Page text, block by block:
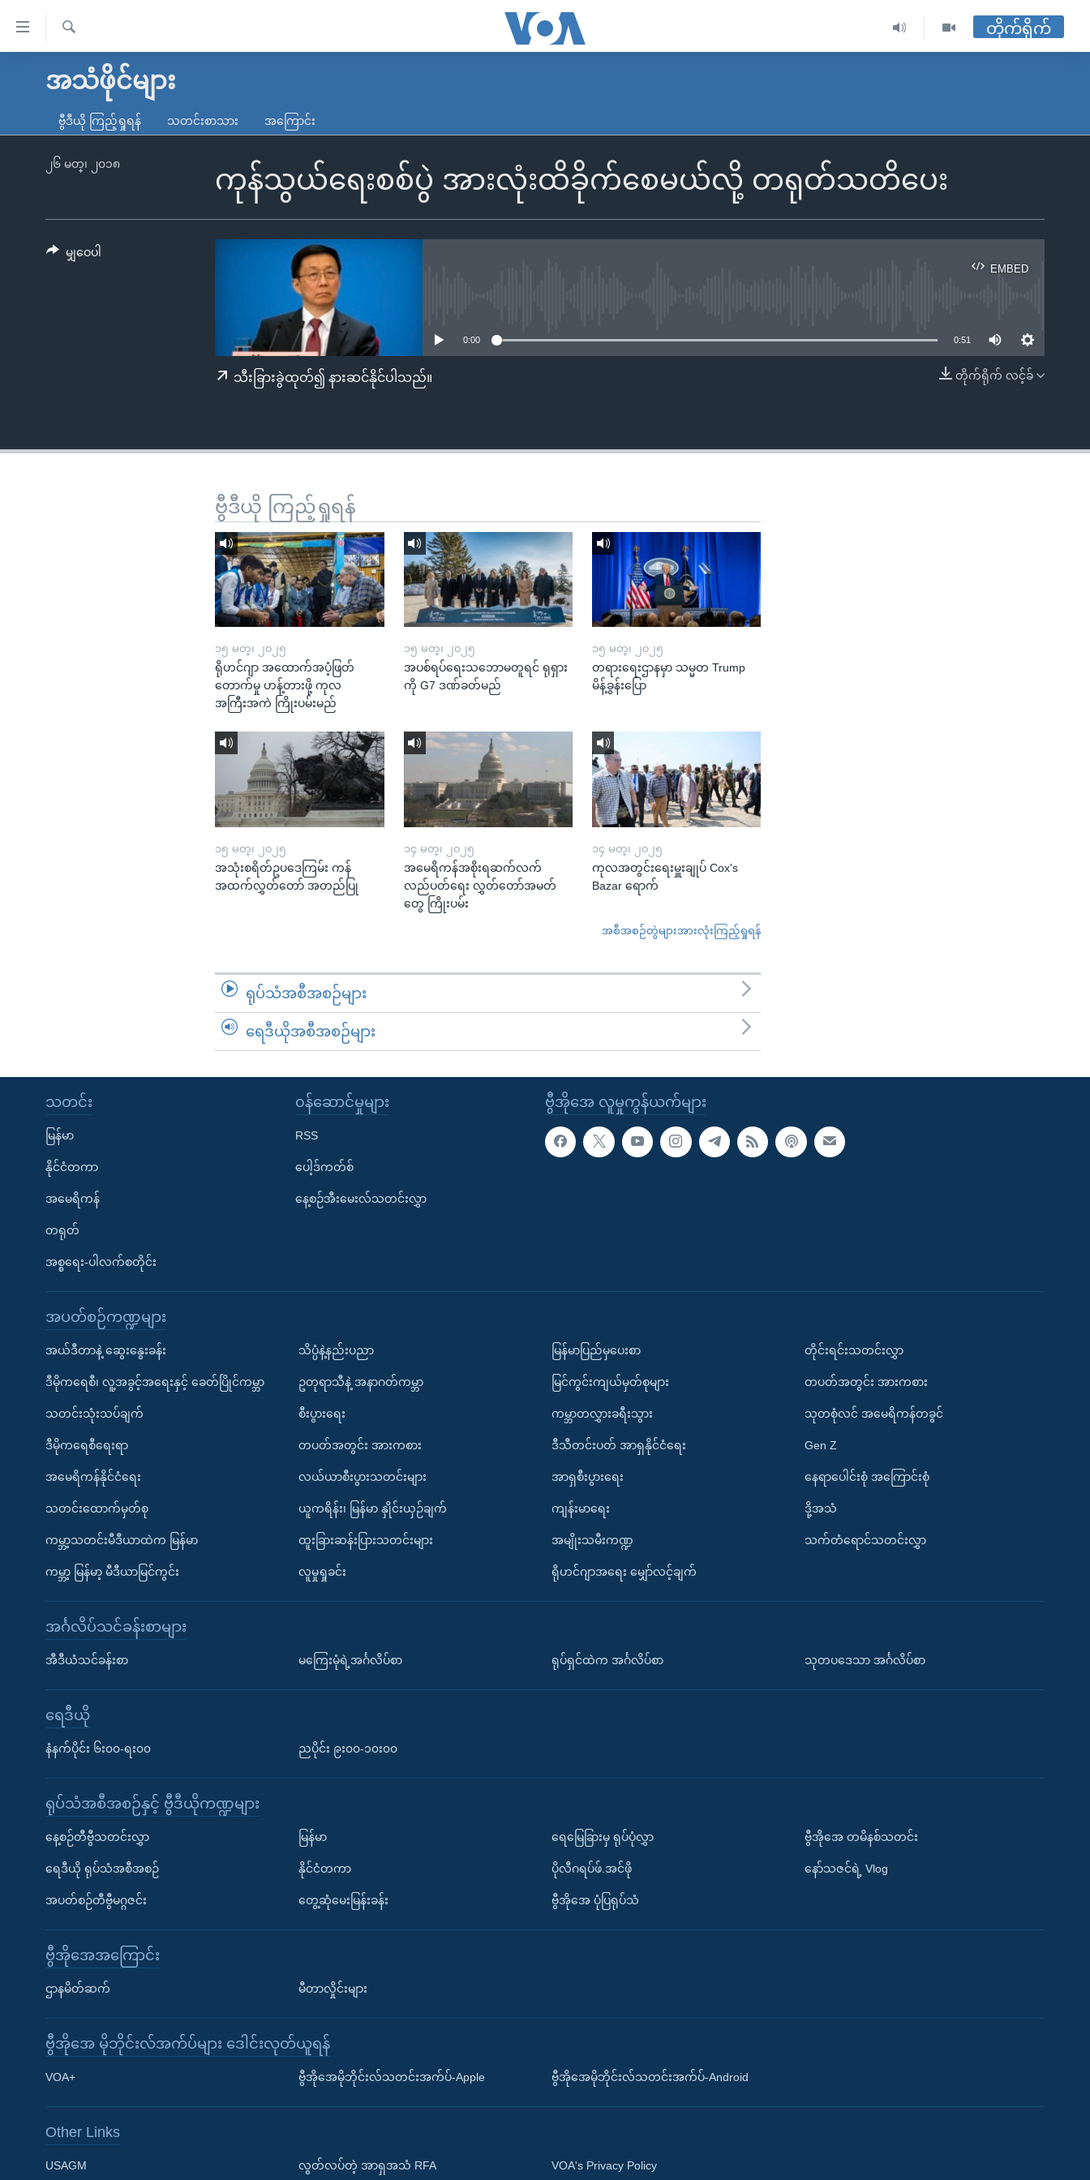
လွယ်ကူ
သည့်
ကျော်
မူလစာမျက်နှာ
ကမ္ဘာ့သတင်းများ
နိုင်ငံတကာ
တရုတ်
အစ္စရေး-ပါလက်စတိုင်း
ရပ်ဝန်းတခု လမ်းတခု အလွန်
အင်္ဂလိပ်စာလေ့လာမယ်
Learning English
ရ
တိုက်ရိုက်
အသံဖိုင်များ
ဗွီဒီယို ကြည့်ရှုရန် သတင်းစာသား အကြောင်း
ကုန်သွယ်ရေးစစ်ပွဲ အားလုံးထိခိုက်စေမယ်လို့ တရုတ်သတိပေး
၂၆ မတ္၊ ၂၀၁၈
EMBED
EMBED
0:00 0:51
တိုက်ရိုက် လင့်ခ်
သီးခြားခွဲထုတ်၍ နားဆင်နိုင်ပါသည်။
မျှဝေပါ
ဗွီဒီယို ကြည့်ရှုရန်
၁၅ မတ္၊ ၂၀၂၅
ရိုဟင်ဂျာ အထောက်အပံ့ဖြတ်
တောက်မှု ဟန့်တားဖို့ ကုလ
အကြီးအကဲ ကြိုးပမ်းမည်
၁၅ မတ္၊ ၂၀၂၅
အပစ်ရပ်ရေးသဘောမတူရင် ရုရှား
ကို G7 ဒဏ်ခတ်မည်
၁၅ မတ္၊ ၂၀၂၅
တရားရေးဌာနမှာ သမ္မတ Trump
မိန့်ခွန်းပြော
၁၅ မတ္၊ ၂၀၂၅
အသုံးစရိတ်ဥပဒေကြမ်း ကန်
အထက်လွှတ်တော် အတည်ပြု
၁၄ မတ္၊ ၂၀၂၅
အမေရိကန်အစိုးရဆက်လက်
လည်ပတ်ရေး လွှတ်တော်အမတ်
တွေ ကြိုးပမ်း
၁၄ မတ္၊ ၂၀၂၅
ကုလအတွင်းရေးမှူးချုပ် Cox's
Bazar ရောက်
အစီအစဉ်တွဲများအားလုံးကြည့်ရှုရန်
ရုပ်သံအစီအစဉ်များ
ရေဒီယိုအစီအစဉ်များ
ဗွီအိုအေ လူမှုကွန်ယက်များ
သတင်း
မြန်မာ
နိုင်ငံတကာ
အမေရိကန်
တရုတ်
အစ္စရေး-ပါလက်စတိုင်း
၀န်ဆောင်မှုများ
RSS
ပေါ့ဒ်ကတ်စ်
နေ့စဉ်အီးမေးလ်သတင်းလွှာ
အပတ်စဉ်ကဏ္ဍများ
အယ်ဒီတာနဲ့ ဆွေးနွေးခန်း
ဒီမိုကရေစီ၊ လူ့အခွင့်အရေးနှင့် ခေတ်ပြိုင်ကမ္ဘာ
သတင်းသုံးသပ်ချက်
ဒီမိုကရေစီရေးရာ
အမေရိကန်နိုင်ငံရေး
သတင်းထောက်မှတ်စု
ကမ္ဘာ့သတင်းမီဒီယာထဲက မြန်မာ
ကမ္ဘာ့ မြန်မာ့ မီဒီယာမြင်ကွင်း
သိပ္ပံနဲ့နည်းပညာ
ဥတုရာသီနဲ့ အနာဂတ်ကမ္ဘာ
စီးပွားရေး
တပတ်အတွင်း အားကစား
လယ်ယာစီးပွားသတင်းများ
ယူကရိန်း၊ မြန်မာ နှိုင်းယှဉ်ချက်
ထူးခြားဆန်းပြားသတင်းများ
လူမှုရှုခင်း
မြန်မာပြည်မှပေးစာ
မြင်ကွင်းကျယ်မှတ်စုများ
ကမ္ဘာတလွှားခရီးသွား
ဒီသီတင်းပတ် အာရှနိုင်ငံရေး
အာရှစီးပွားရေး
ကျန်းမာရေး
အမျိုးသမီးကဏ္ဍ
ရိုဟင်ဂျာအရေး မျှော်လင့်ချက်
တိုင်းရင်းသတင်းလွှာ
တပတ်အတွင်း အားကစား
သုတစုံလင် အမေရိကန်တခွင်
Gen Z
နေရာပေါင်းစုံ အကြောင်းစုံ
ဒို့အသံ
သက်တံရောင်သတင်းလွှာ
အင်္ဂလိပ်သင်ခန်းစာများ
အီဒီယံသင်ခန်းစာ မကြေးမုံရဲ့အင်္ဂလိပ်စာ ရုပ်ရှင်ထဲက အင်္ဂလိပ်စာ သုတပဒေသာ အင်္ဂလိပ်စာ
ရေဒီယို
နံနက်ပိုင်း ၆း၀၀-ရး၀၀ ညပိုင်း ၉း၀၀-၁၀း၀၀
ရုပ်သံအစီအစဉ်နှင့် ဗွီဒီယိုကဏ္ဍများ
နေ့စဉ်တီဗွီသတင်းလွှာ
ရေဒီယို ရုပ်သံအစီအစဉ်
အပတ်စဉ်တီဗွီမဂ္ဂဇင်း
မြန်မာ
နိုင်ငံတကာ
တွေ့ဆုံမေးမြန်းခန်း
ရေမြေခြားမှ ရုပ်ပုံလွှာ
ပိုလီဂရပ်ဖ်.အင်ဖို
ဗွီအိုအေ ပုံပြရုပ်သံ
ဗွီအိုအေ တမိနစ်သတင်း
နော်သဇင်ရဲ့ Vlog
ဗွီအိုအေအကြောင်း
ဌာနမိတ်ဆက် မီတာလှိုင်းများ
ဗွီအိုအေ မိုဘိုင်းလ်အက်ပ်များ ဒေါင်းလုတ်ယူရန်
VOA+ ဗွီအိုအေမိုဘိုင်းလ်သတင်းအက်ပ်-Apple ဗွီအိုအေမိုဘိုင်းလ်သတင်းအက်ပ်-Android
Other Links
USAGM လွတ်လပ်တဲ့ အာရှအသံ RFA VOA's Privacy Policy